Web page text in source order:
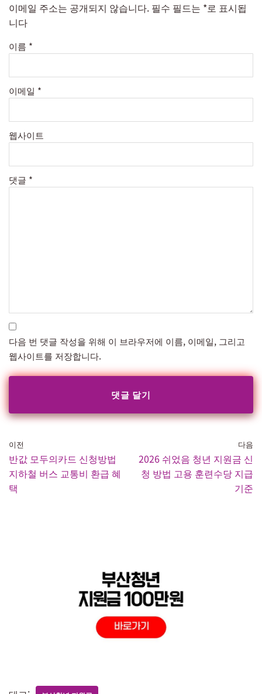
이메일 주소는 공개되지 않습니다. 필수 필드는 *로 표시됩
니다
이름 *
이메일 *
웹사이트
댓글 *
다음 번 댓글 작성을 위해 이 브라우저에 이름, 이메일, 그리고
웹사이트를 저장합니다.
이전
반값 모두의카드 신청방법
지하철 버스 교통비 환급 혜
택
다음
2026 쉬었음 청년 지원금 신
청 방법 고용 훈련수당 지급
기준